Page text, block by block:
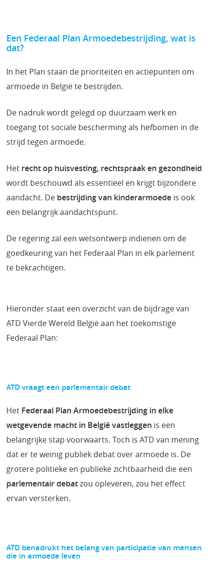
Een Federaal Plan Armoedebestrijding, wat is
dat?
In het Plan staan de prioriteiten en actiepunten om
armoede in België te bestrijden.
De nadruk wordt gelegd op duurzaam werk en
toegang tot sociale bescherming als hefbomen in de
strijd tegen armoede.
Het recht op huisvesting, rechtspraak en gezondheid
wordt beschouwd als essentieel en krijgt bijzondere
aandacht. De bestrijding van kinderarmoede is ook
een belangrijk aandachtspunt.
De regering zal een wetsontwerp indienen om de
goedkeuring van het Federaal Plan in elk parlement
te bekrachtigen.
Hieronder staat een overzicht van de bijdrage van
ATD Vierde Wereld België aan het toekomstige
Federaal Plan:
ATD vraagt een parlementair debat
Het Federaal Plan Armoedebestrijding in elke
wetgevende macht in België vastleggen is een
belangrijke stap voorwaarts. Toch is ATD van mening
dat er te weinig publiek debat over armoede is. De
grotere politieke en publieke zichtbaarheid die een
parlementair debatzou opleveren, zou het effect
ervan versterken.
ATD benadrukt het belang van participatie van mensen
die in armoede leven